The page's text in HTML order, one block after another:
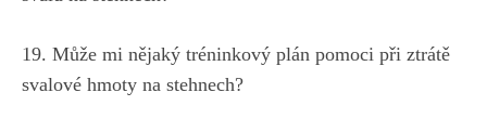
19. Může mi ⁢nějaký tréninkový plán pomoci ⁢při ‍ztrátě
svalové hmoty na stehnech?